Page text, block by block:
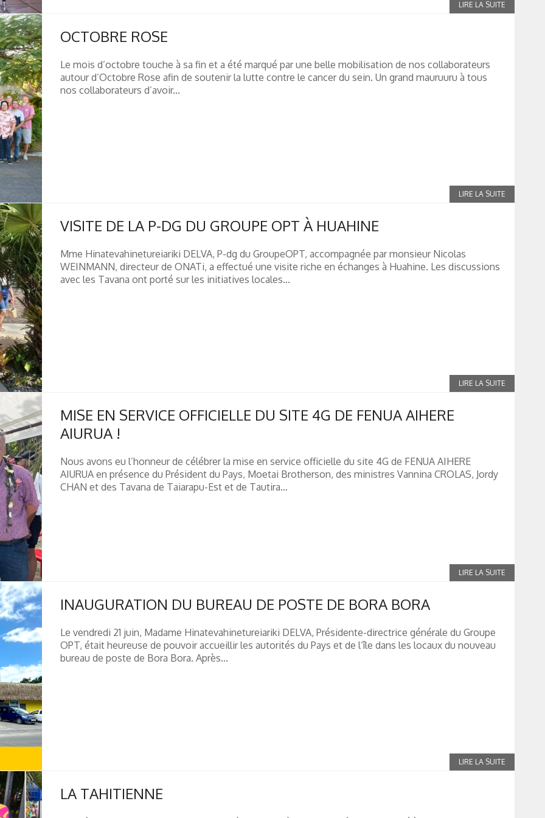
OCTOBRE ROSE
Le mois d’octobre touche à sa fin et a été marqué par une belle mobilisation de nos collaborateurs
autour d’Octobre Rose afin de soutenir la lutte contre le cancer du sein. Un grand mauruuru à tous
nos collaborateurs d’avoir...
VISITE DE LA P-DG DU GROUPE OPT À HUAHINE
Mme Hinatevahinetureiariki DELVA, P-dg du GroupeOPT, accompagnée par monsieur Nicolas
WEINMANN, directeur de ONATi, a effectué une visite riche en échanges à Huahine. Les discussions
avec les Tavana ont porté sur les initiatives locales...
MISE EN SERVICE OFFICIELLE DU SITE 4G DE FENUA AIHERE
AIURUA !
Nous avons eu l’honneur de célébrer la mise en service officielle du site 4G de FENUA AIHERE
AIURUA en présence du Président du Pays, Moetai Brotherson, des ministres Vannina CROLAS, Jordy
CHAN et des Tavana de Taiarapu-Est et de Tautira...
INAUGURATION DU BUREAU DE POSTE DE BORA BORA
Le vendredi 21 juin, Madame Hinatevahinetureiariki DELVA, Présidente-directrice générale du Groupe
OPT, était heureuse de pouvoir accueillir les autorités du Pays et de l’île dans les locaux du nouveau
bureau de poste de Bora Bora. Après...
LA TAHITIENNE